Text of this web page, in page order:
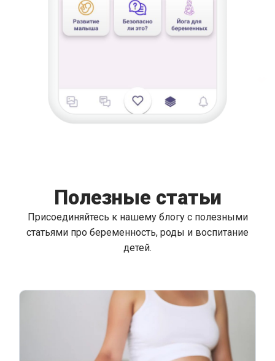
Полезные статьи
Присоединяйтесь к нашему блогу с полезными
статьями про беременность, роды и воспитание
детей.